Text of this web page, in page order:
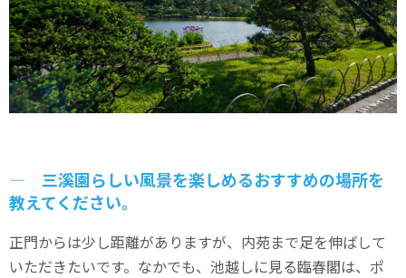
― 三溪園らしい風景を楽しめるおすすめの場所を
教えてください。
正門からは少し距離がありますが、内苑まで足を伸ばして
いただきたいです。なかでも、池越しに見る臨春閣は、ポ